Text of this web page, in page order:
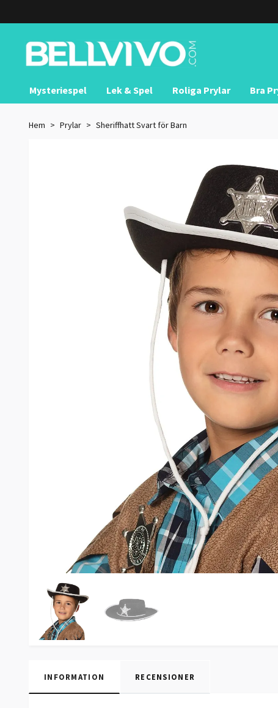
Mysteriespel Lek & Spel Roliga Prylar Bra
Hem Prylar Sheriffhatt Svart för Barn
INFORMATION RECENSIONER